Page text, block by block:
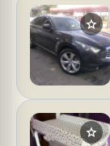
star
star